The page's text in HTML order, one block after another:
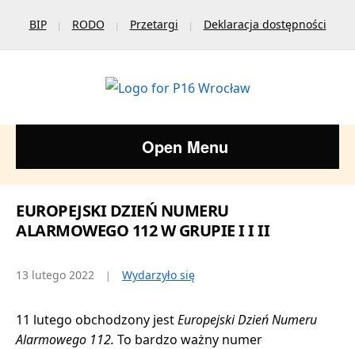
BIP RODO Przetargi Deklaracja dostępności
Open Menu
EUROPEJSKI DZIEŃ NUMERU
ALARMOWEGO 112 W GRUPIE I I II
13 lutego 2022 Wydarzyło się
11 lutego obchodzony jestEuropejski Dzień Numeru
Alarmowego 112. To bardzo ważny numer